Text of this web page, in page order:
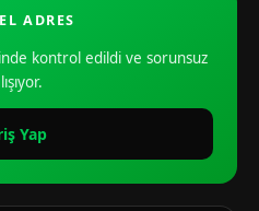
ADRES
kontrol edildi ve sorunsuz
Yap